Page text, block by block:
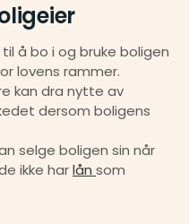
å bo i og bruke boligen
lovens rammer.
dersom boligens
selge boligen sin når
ikke har lån som